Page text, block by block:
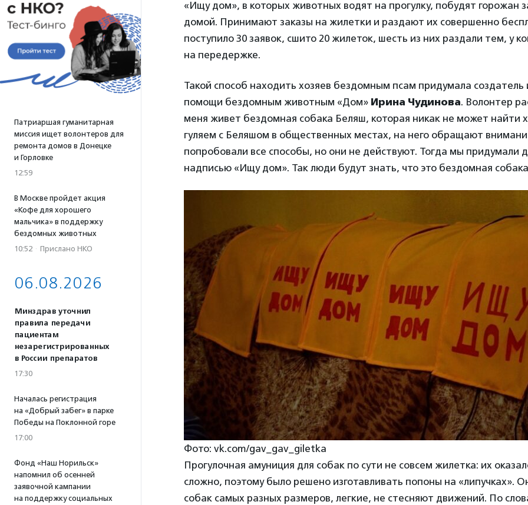
Патриаршая гуманитарная
миссия ищет волонтеров для
ремонта домов в Донецке
и Горловке
12:59
В Москве пройдет акция
«Кофе для хорошего
мальчика» в поддержку
бездомных животных
10:52 · Прислано НКО
06.08.2026
Минздрав уточнил
правила передачи
пациентам
незарегистрированных
в России препаратов
17:30
Началась регистрация
на «Добрый забег» в парке
Победы на Поклонной горе
17:00
Фонд «Наш Норильск»
напомнил об осенней
заявочной кампании
на поддержку социальных
«Ищу дом», в которых животных водят на прогулку, побудят горожан
домой. Принимают заказы на жилетки и раздают их совершенно
поступило 30 заявок, сшито 20 жилеток, шесть из них раздали тем, у
на передержке.
Такой способ находить хозяев бездомным псам придумала
помощи бездомным животным «Дом» Ирина Чудинова. Волонтер
меня живет бездомная собака Беляш, которая никак не может найти
гуляем с Беляшом в общественных местах, на него обращают
попробовали все способы, но они не действуют. Тогда мы придумали
надписью «Ищу дом». Так люди будут знать, что это бездомная
Фото: vk.com/gav_gav_giletka
Прогулочная амуниция для собак по сути не совсем жилетка: их
сложно, поэтому было решено изготавливать попоны на «липучках».
собак самых разных размеров, легкие, не стесняют движений. По